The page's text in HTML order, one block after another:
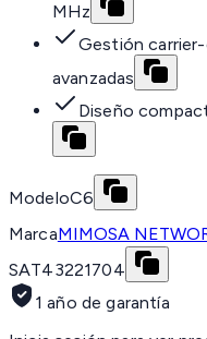
MHz
Gestión
avanzadas
Diseño
ModeloC6
MarcaMIMOSA
SAT43221704
1 año de garantía